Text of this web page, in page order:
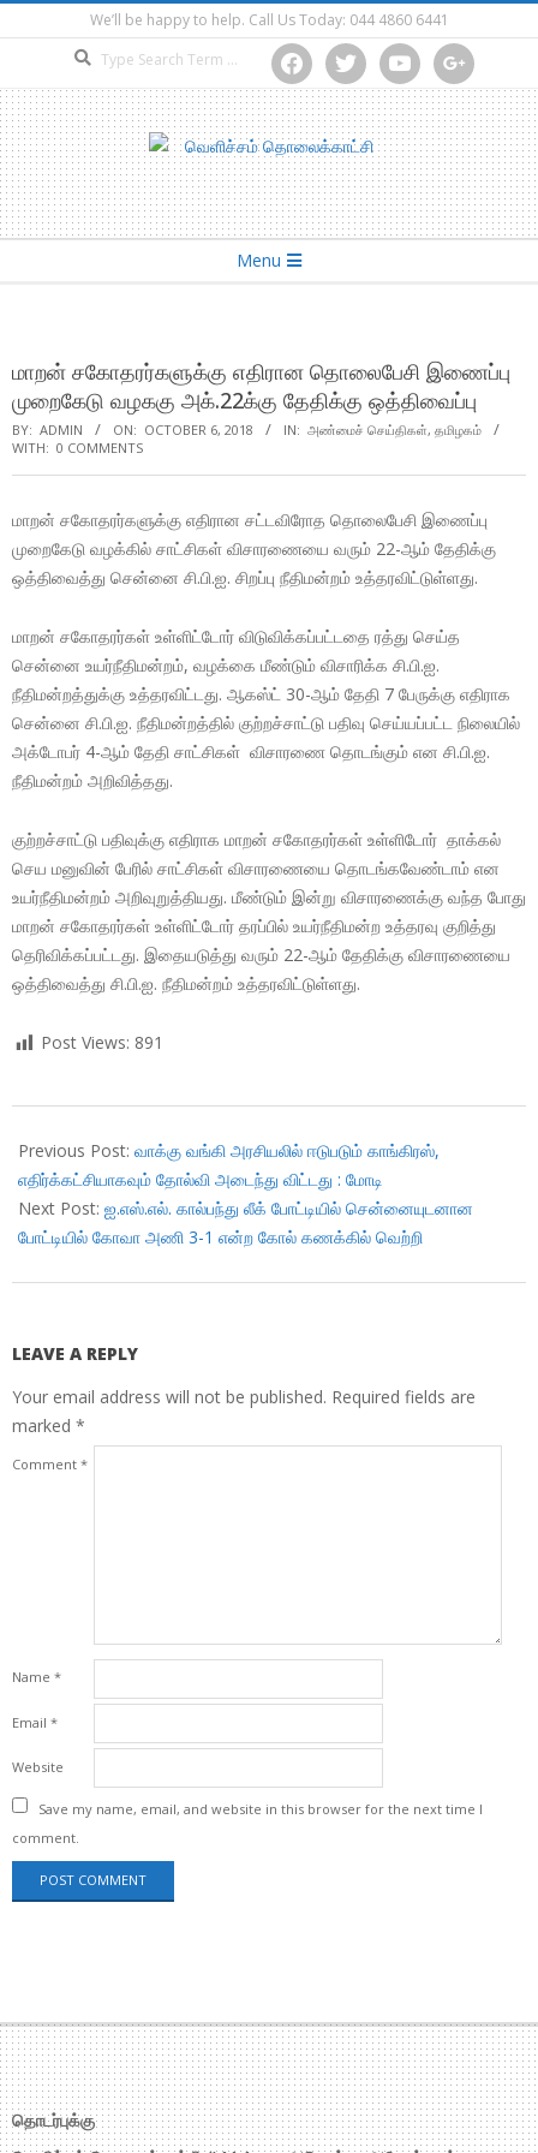
to
We’ll be happy to help. Call Us Today: 044 4860 6441
facebooktwitter youtube google
Menu
மாறன் சகோதரர்களுக்கு எதிரான தொலைபேசி இணைப்பு
முறைகேடு வழககு அக்.22க்கு தேதிக்கு ஒத்திவைப்பு
BY: ADMIN ON: OCTOBER 6, 2018 IN: அண்மைச் செய்திகள், தமிழகம்
WITH: 0 COMMENTS
மாறன் சகோதரர்களுக்கு எதிரான சட்டவிரோத தொலைபேசி இணைப்பு
முறைகேடு வழக்கில் சாட்சிகள் விசாரணையை வரும் 22-ஆம் தேதிக்கு
ஒத்திவைத்து சென்னை சி.பி.ஐ. சிறப்பு நீதிமன்றம் உத்தரவிட்டுள்ளது.
மாறன் சகோதரர்கள் உள்ளிட்டோர் விடுவிக்கப்பட்டதை ரத்து செய்த
சென்னை உயர்நீதிமன்றம், வழக்கை மீண்டும் விசாரிக்க சி.பி.ஐ.
நீதிமன்றத்துக்கு உத்தரவிட்டது. ஆகஸ்ட் 30-ஆம் தேதி 7 பேருக்கு எதிராக
சென்னை சி.பி.ஐ. நீதிமன்றத்தில் குற்றச்சாட்டு பதிவு செய்யப்பட்ட நிலையில்
அக்டோபர் 4-ஆம் தேதி சாட்சிகள் விசாரணை தொடங்கும் என சி.பி.ஐ.
நீதிமன்றம் அறிவித்தது.
குற்றச்சாட்டு பதிவுக்கு எதிராக மாறன் சகோதரர்கள் உள்ளிடோர் தாக்கல்
செய மனுவின் பேரில் சாட்சிகள் விசாரணையை தொடங்கவேண்டாம் என
உயர்நீதிமன்றம் அறிவுறுத்தியது. மீண்டும் இன்று விசாரணைக்கு வந்த போது
மாறன் சகோதரர்கள் உள்ளிட்டோர் தரப்பில் உயர்நீதிமன்ற உத்தரவு குறித்து
தெரிவிக்கப்பட்டது. இதையடுத்து வரும் 22-ஆம் தேதிக்கு விசாரணையை
ஒத்திவைத்து சி.பி.ஐ. நீதிமன்றம் உத்தரவிட்டுள்ளது.
Post Views: 891
10-
06
Previous Post: வாக்கு வங்கி அரசியலில் ஈடுபடும் காங்கிரஸ்,
எதிர்க்கட்சியாகவும் தோல்வி அடைந்து விட்டது : மோடி
Next Post: ஐ.எஸ்.எல். கால்பந்து லீக் போட்டியில் சென்னையுடனான
போட்டியில் கோவா அணி 3-1 என்ற கோல் கணக்கில் வெற்றி
LEAVE A REPLY
Your email address will not be published. Required fields are
marked *
Comment *
Name *
Email *
Website
Save my name, email, and website in this browser for the next time I
comment.
தொடர்புக்கு